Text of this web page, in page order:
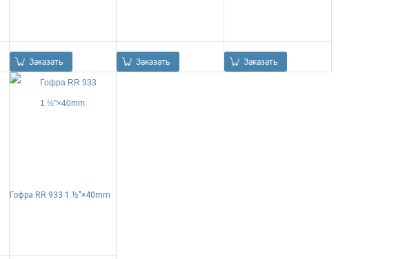
Заказать Заказать Заказать
Гофра RR 933 1.½"×40mm